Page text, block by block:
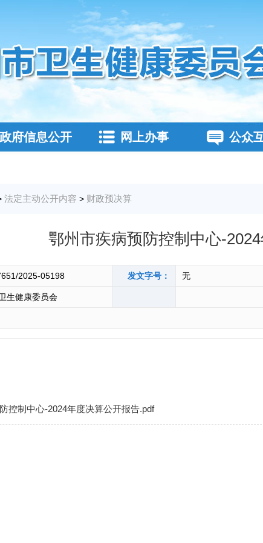
政府信息公开 网上办事 公众
法定主动公开内容 > 财政预决算
鄂州市疾病预防控制中心-
2025-05198 发文字号： 无
生健康委员会
控制中心-2024年度决算公开报告.pdf